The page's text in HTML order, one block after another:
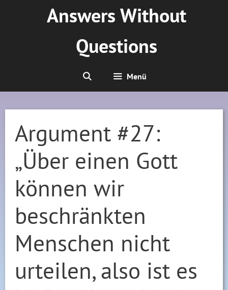
Answers Without
Questions
Menü
Argument #27:
„Über einen Gott
können wir
beschränkten
Menschen nicht
urteilen, also ist es